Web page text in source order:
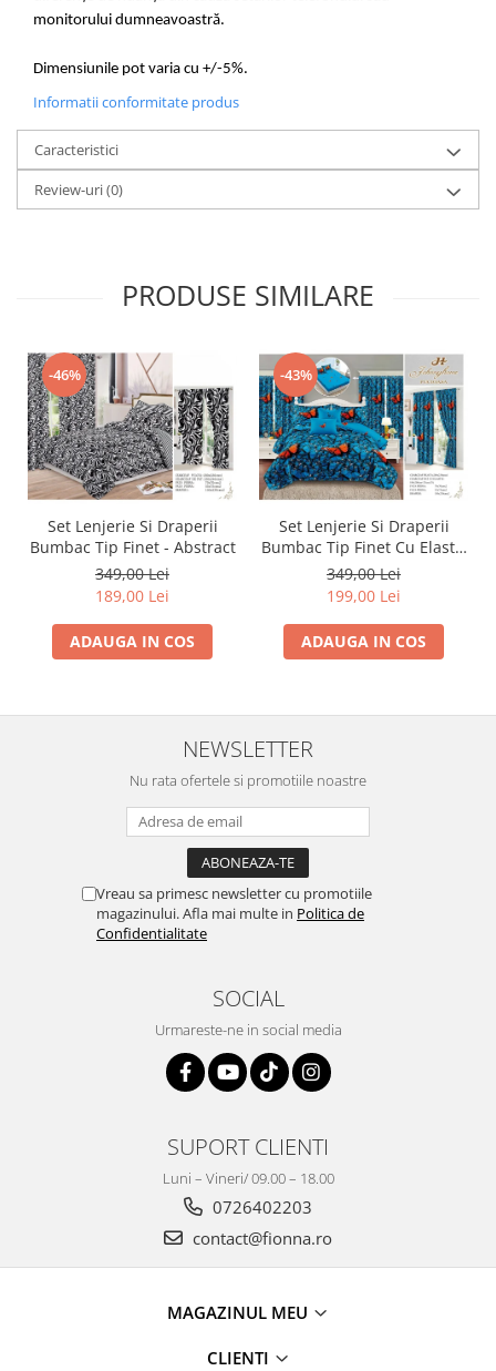
monitorului dumneavoastră.
Dimensiunile pot varia cu +/-5%.
Informatii conformitate produs
Caracteristici
Review-uri(0)
PRODUSE SIMILARE
-46%
Set Lenjerie Si Draperii
Bumbac Tip Finet - Abstract
349,00 Lei
189,00 Lei
ADAUGA IN COS
-43%
Set Lenjerie Si Draperii
Bumbac Tip Finet Cu Elastic
- Dansul Fluturilor
349,00 Lei
199,00 Lei
ADAUGA IN COS
NEWSLETTER
Nu rata ofertele si promotiile noastre
Vreau sa primesc newsletter cu promotiile
magazinului. Afla mai multe in Politica de
Confidentialitate
SOCIAL
Urmareste-ne in social media
SUPORT CLIENTI
Luni – Vineri/ 09.00 – 18.00
0726402203
contact@fionna.ro
MAGAZINUL MEU
CLIENTI